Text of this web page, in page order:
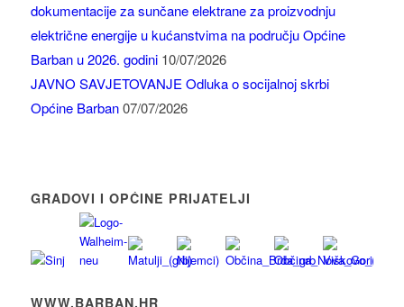
dokumentacije za sunčane elektrane za proizvodnju
električne energije u kućanstvima na području Općine
Barban u 2026. godini 10/07/2026
JAVNO SAVJETOVANJE Odluka o socijalnoj skrbi
Općine Barban 07/07/2026
GRADOVI I OPĆINE PRIJATELJI
WWW.BARBAN.HR